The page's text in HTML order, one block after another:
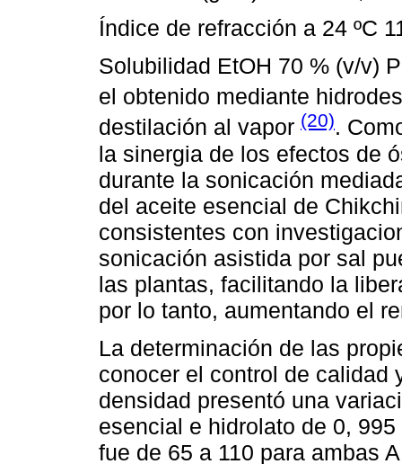
Índice de refracción a 24 ºC
Solubilidad EtOH 70 % (v/v)
el obtenido mediante
destilación al vapor (20).
la sinergia de los efectos de
durante la sonicación
del aceite esencial de
consistentes con
sonicación asistida por sal
las plantas, facilitando la
por lo tanto, aumentando el
La determinación de las
conocer el control de calidad
densidad presentó una
esencial e hidrolato de 0,
fue de 65 a 110 para ambas